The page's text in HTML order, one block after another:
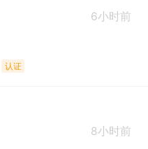
6小时前
认证
8小时前